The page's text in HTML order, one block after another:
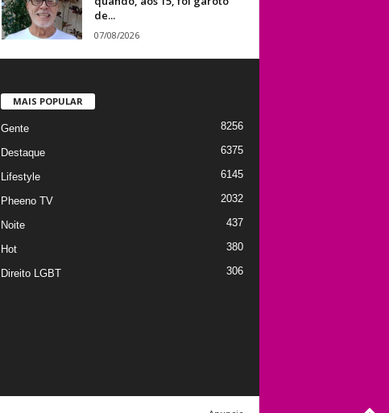
de...
07/08/2026
MAIS POPULAR
Gente 8256
Destaque 6375
Lifestyle 6145
Pheeno TV 2032
Noite 437
Hot 380
Direito LGBT 306